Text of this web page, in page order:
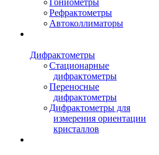
Гониометры
Рефрактометры
Автоколлиматоры
Дифрактометры
Стационарные
дифрактометры
Переносные
дифрактометры
Дифрактометры для
измерения ориентации
кристаллов